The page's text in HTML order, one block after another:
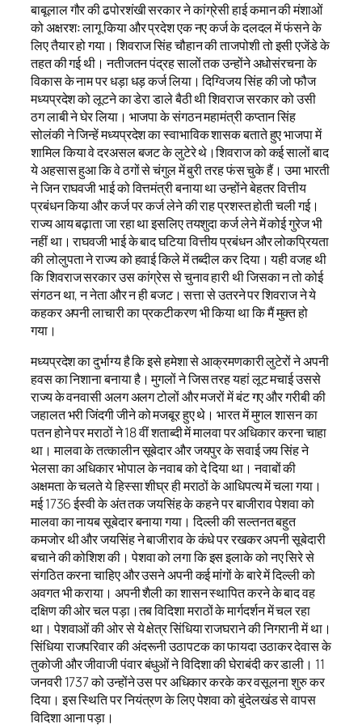
बाबूलाल गौर की ढपोरशंखी सरकार ने कांग्रेसी हाई कमान की मंशाओं
को अक्षरशः लागू किया और प्रदेश एक नए कर्ज के दलदल में फंसने के
लिए तैयार हो गया। शिवराज सिंह चौहान की ताजपोशी तो इसी एजेंडे के
तहत की गई थी। नतीजतन पंद्रह सालों तक उन्होंने अधोसंरचना के
विकास के नाम पर धड़ा धड़ कर्ज लिया। दिग्विजय सिंह की जो फौज
मध्यप्रदेश को लूटने का डेरा डाले बैठी थी शिवराज सरकार को उसी
ठग लाबी ने घेर लिया। भाजपा के संगठन महामंत्री कप्तान सिंह
सोलंकी ने जिन्हें मध्यप्रदेश का स्वाभाविक शासक बताते हुए भाजपा में
शामिल किया वे दरअसल बजट के लुटेरे थे।शिवराज को कई सालों बाद
ये अहसास हुआ कि वे ठगों से चंगुल में बुरी तरह फंस चुके हैं। उमा भारती
ने जिन राघवजी भाई को वित्तमंत्री बनाया था उन्होंने बेहतर वित्तीय
प्रबंधन किया और कर्ज पर कर्ज लेने की राह प्रशस्त होती चली गई।
राज्य आय बढ़ाता जा रहा था इसलिए तयशुदा कर्ज लेने में कोई गुरेज भी
नहीं था। राघवजी भाई के बाद घटिया वित्तीय प्रबंधन और लोकप्रियता
की लोलुपता ने राज्य को हवाई किले में तब्दील कर दिया। यही वजह थी
कि शिवराज सरकार उस कांग्रेस से चुनाव हारी थी जिसका न तो कोई
संगठन था, न नेता और न ही बजट। सत्ता से उतरने पर शिवराज ने ये
कहकर अपनी लाचारी का प्रकटीकरण भी किया था कि मैं मुक्त हो
गया।
मध्यप्रदेश का दुर्भाग्य है कि इसे हमेशा से आक्रमणकारी लुटेरों ने अपनी
हवस का निशाना बनाया है। मुगलों ने जिस तरह यहां लूट मचाई उससे
राज्य के वनवासी अलग अलग टोलों और मजरों में बंट गए और गरीबी की
जहालत भरी जिंदगी जीने को मजबूर हुए थे। भारत में मुगल शासन का
पतन होने पर मराठों ने 18 वीं शताब्दी में मालवा पर अधिकार करना चाहा
था। मालवा के तत्कालीन सूबेदार और जयपुर के सवाई जय सिंह ने
भेलसा का अधिकार भोपाल के नवाब को दे दिया था। नवाबों की
अक्षमता के चलते ये हिस्सा शीघ्र ही मराठों के आधिपत्य में चला गया।
मई 1736 ईस्वी के अंत तक जयसिंह के कहने पर बाजीराव पेशवा को
मालवा का नायब सूबेदार बनाया गया। दिल्ली की सल्तनत बहुत
कमजोर थी और जयसिंह ने बाजीराव के कंधे पर रखकर अपनी सूबेदारी
बचाने की कोशिश की। पेशवा को लगा कि इस इलाके को नए सिरे से
संगठित करना चाहिए और उसने अपनी कई मांगों के बारे में दिल्ली को
अवगत भी कराया। अपनी शैली का शासन स्थापित करने के बाद वह
दक्षिण की ओर चल पड़ा।तब विदिशा मराठों के मार्गदर्शन में चल रहा
था। पेशवाओं की ओर से ये क्षेत्र सिंधिया राजघराने की निगरानी में था।
सिंधिया राजपरिवार की अंदरूनी उठापटक का फायदा उठाकर देवास के
तुकोजी और जीवाजी पंवार बंधुओं ने विदिशा की घेराबंदी कर डाली। 11
जनवरी 1737 को उन्होंने उस पर अधिकार करके कर वसूलना शुरु कर
दिया। इस स्थिति पर नियंत्रण के लिए पेशवा को बुंदेलखंड से वापस
विदिशा आना पड़ा।